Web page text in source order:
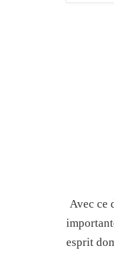
Avec ce
esprit